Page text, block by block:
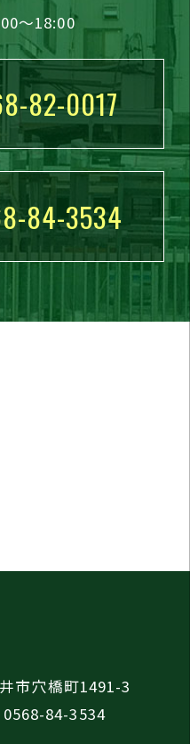
～18:00
82-0017
84-3534
市穴橋町1491-3
84-3534